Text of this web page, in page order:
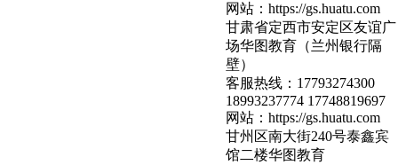
网站：https://gs.huatu.com
甘肃省定西市安定区友谊广
场华图教育（兰州银行隔
壁）
客服热线： 17793274300
18993237774 17748819697
网站：https://gs.huatu.com
甘州区南大街240号泰鑫宾
馆二楼华图教育